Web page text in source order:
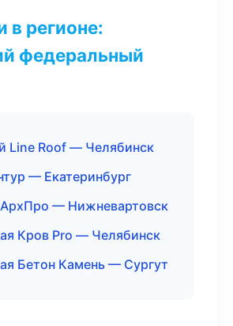
в регионе:
федеральный
Line Roof — Челябинск
— Екатеринбург
— Нижневартовск
Кров Pro — Челябинск
Бетон Камень — Сургут